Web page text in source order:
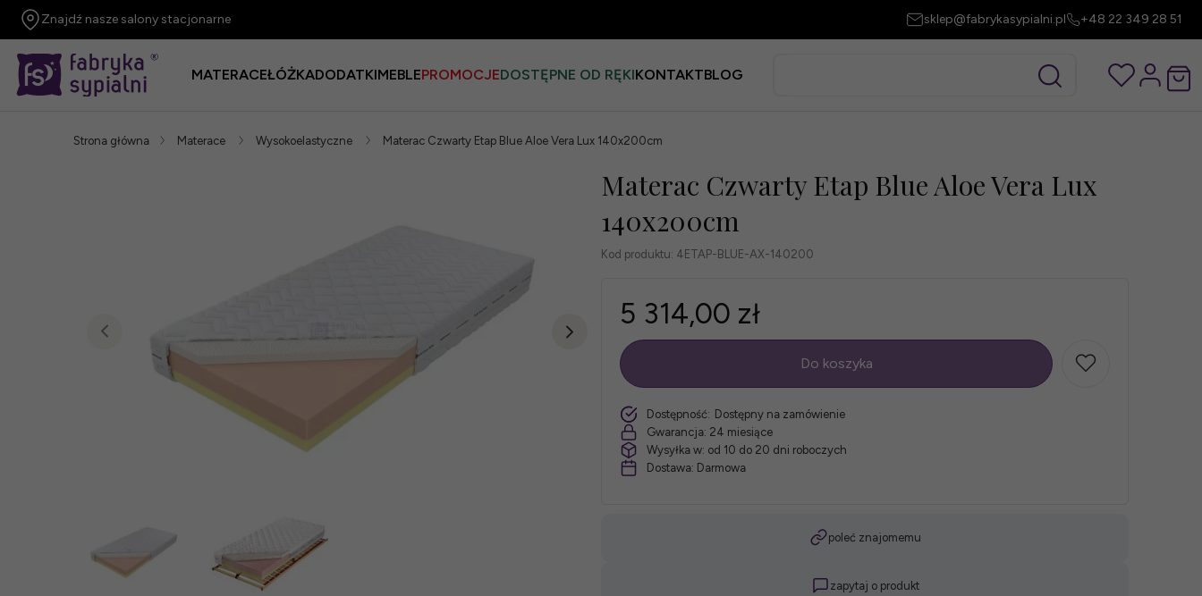
Znajdź nasze salony stacjonarne sklep@fabrykasypialni.pl +48 22 349 28 51
MATERACEŁÓŻKADODATKIMEBLEPROMOCJEDOSTĘPNE OD RĘKIKONTAKTBLOG
Strona główna Materace Wysokoelastyczne Materac Czwarty Etap Blue Aloe Vera Lux 140x200cm
Materac Czwarty Etap Blue Aloe Vera Lux
140x200cm
Kod produktu: 4ETAP-BLUE-AX-140200
5 314,00 zł
szt.
Do koszyka
Dostępność: Dostępny na zamówienie
Gwarancja: 24 miesiące
Wysyłka w: od 10 do 20 dni roboczych
Dostawa: Darmowa
poleć znajomemu
zapytaj o produkt